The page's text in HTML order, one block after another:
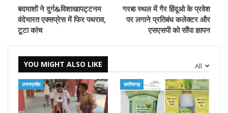
बदमाशों ने दुर्ग&विशाखापट्टनम
वंदेभारत एक्सप्रेस में फिर पथराव,
टूटा कांच
गरबा स्थल में गैर हिंदूओ के प्रवेश
पर लगाने प्रतिबंध कलेक्टर और
एसएसपी को सौंपा ज्ञापन
All
YOU MIGHT ALSO LIKE
उत्तरप्रदेश छत्तीसगढ़